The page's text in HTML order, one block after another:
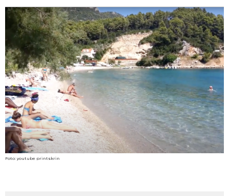
Foto: youtube printskrin